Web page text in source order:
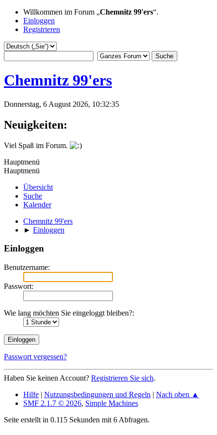
Willkommen im Forum „Chemnitz 99'ers“.
Einloggen
Registrieren
Chemnitz 99'ers
Donnerstag, 6 August 2026, 10:32:35
Neuigkeiten:
Viel Spaß im Forum.
Hauptmenü
Hauptmenü
Übersicht
Suche
Kalender
Chemnitz 99'ers
► Einloggen
Einloggen
Benutzername:
Passwort:
Wie lang möchten Sie eingeloggt bleiben?:
Passwort vergessen?
Haben Sie keinen Account? Registrieren Sie sich.
Hilfe | Nutzungsbedingungen und Regeln | Nach oben ▲
SMF 2.1.7 © 2026, Simple Machines
Seite erstellt in 0.115 Sekunden mit 6 Abfragen.